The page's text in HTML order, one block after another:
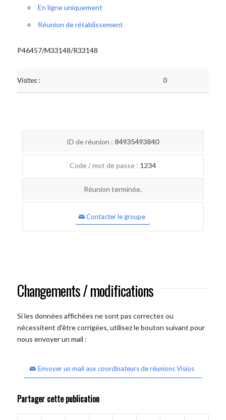
En ligne uniquement
Réunion de rétablissement
P46457/M33148/R33148
Visites : 0
ID de réunion : 84935493840
Code / mot de passe : 1234
Réunion terminée.
Contacter le groupe
Changements / modifications
Si les données affichées ne sont pas correctes ou
nécessitent d'être corrigées, utilisez le bouton suivant pour
nous envoyer un mail :
Envoyer un mail aux coordinateurs de réunions Visios
Partager cette publication